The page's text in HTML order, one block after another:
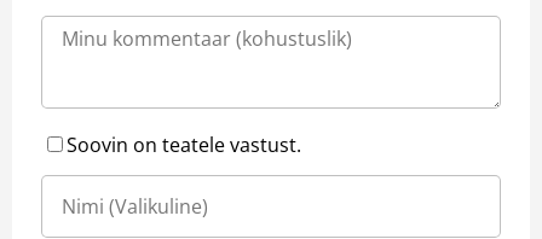
Soovin on teatele vastust.